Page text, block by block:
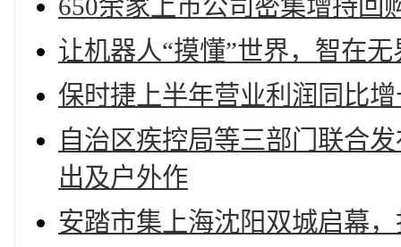
650余家上市公司密集增持回
让机器人“摸懂”世界，智在
保时捷上半年营业利润同比增
自治区疾控局等三部门联合
出及户外作
安踏市集上海沈阳双城启幕